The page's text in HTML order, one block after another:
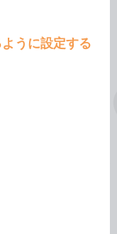
うに設定する